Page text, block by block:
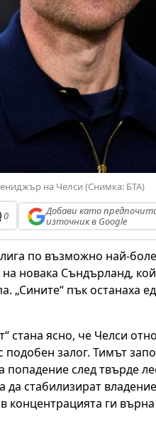
на Челси (Снимка: БТА)
0
Добави като
източник в Google
по възможно най-
новака Съндърланд,
„Сините“ пък останаха
ясно, че Челси
залог. Тимът
след твърде
стабилизират
концентрацията ги